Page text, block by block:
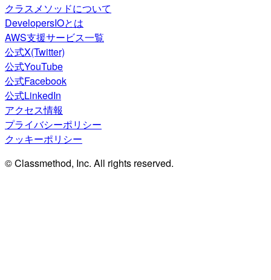
クラスメソッドについて
DevelopersIOとは
AWS支援サービス一覧
公式X(Twitter)
公式YouTube
公式Facebook
公式LinkedIn
アクセス情報
プライバシーポリシー
クッキーポリシー
© Classmethod, Inc. All rights reserved.